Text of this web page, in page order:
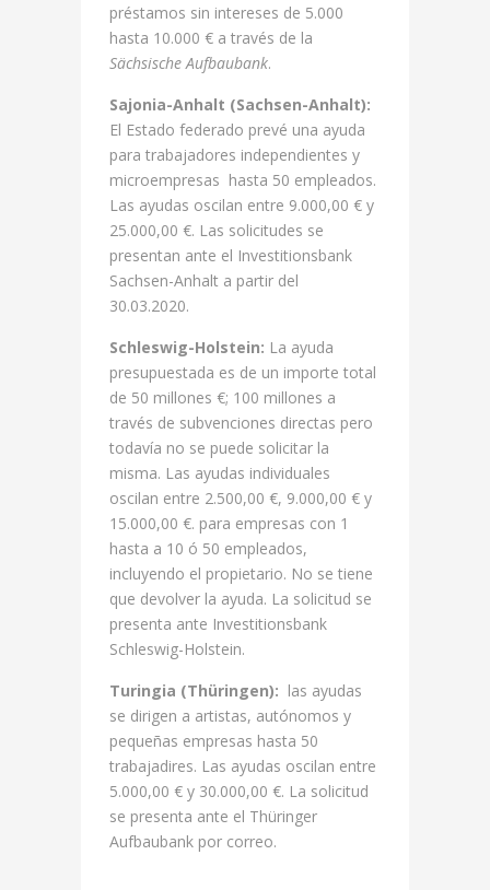
préstamos sin intereses de 5.000
hasta 10.000 € a través de la
Sächsische Aufbaubank.
Sajonia-Anhalt (Sachsen-Anhalt):
El Estado federado prevé una ayuda
para trabajadores independientes y
microempresas hasta 50 empleados.
Las ayudas oscilan entre 9.000,00 € y
25.000,00 €. Las solicitudes se
presentan ante el Investitionsbank
Sachsen-Anhalt a partir del
30.03.2020.
Schleswig-Holstein: La ayuda
presupuestada es de un importe total
de 50 millones €; 100 millones a
través de subvenciones directas pero
todavía no se puede solicitar la
misma. Las ayudas individuales
oscilan entre 2.500,00 €, 9.000,00 € y
15.000,00 €. para empresas con 1
hasta a 10 ó 50 empleados,
incluyendo el propietario. No se tiene
que devolver la ayuda. La solicitud se
presenta ante Investitionsbank
Schleswig-Holstein.
Turingia (Thüringen): las ayudas
se dirigen a artistas, autónomos y
pequeñas empresas hasta 50
trabajadires. Las ayudas oscilan entre
5.000,00 € y 30.000,00 €. La solicitud
se presenta ante el Thüringer
Aufbaubank por correo.